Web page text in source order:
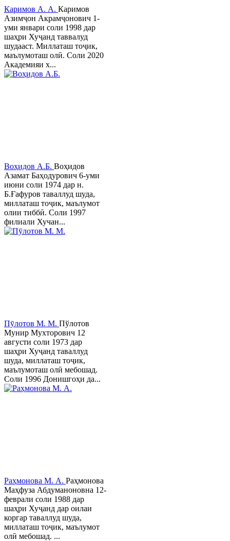
Каримов А. А. Каримов
Азимҷон Акрамҷонович 1-
уми январи соли 1998 дар
шаҳри Хуҷанд таввалуд
шудааст. Миллаташ тоҷик,
маълумоташ олӣ. Соли 2020
Академияи х...
Воҳидов А.Б. Воҳидов
Азамат Баҳодурович 6-уми
июни соли 1974 дар н.
Б.Ғафуров таваллуд шуда,
миллаташ тоҷик, маълумот
олии тиббӣ. Соли 1997
филиали Хучан...
Пӯлотов М. М. Пўлотов
Мунир Мухторович 12
августи соли 1973 дар
шаҳри Хуҷанд таваллуд
шуда, миллаташ тоҷик,
маълумоташ олӣ мебошад.
Соли 1996 Донишгоҳи да...
Раҳмонова М. А. Раҳмонова
Маҳфуза Абдуманоновна 12-
феврали соли 1988 дар
шаҳри Хуҷанд дар оилаи
коргар таваллуд шуда,
миллаташ тоҷик, маълумот
олӣ мебошад. ...